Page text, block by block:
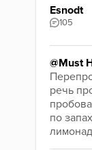
Esnodt
105
@Must
речь
по